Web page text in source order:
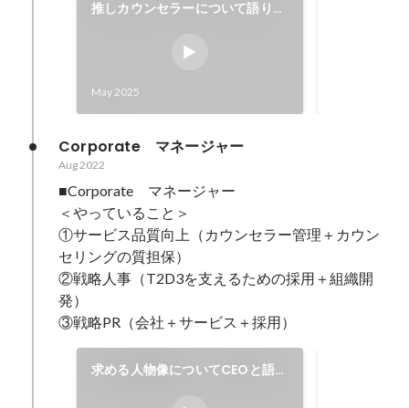
推しカウンセラーについて語りま
May 2025
Corporate　マネージャー
Aug 2022
■Corporate　マネージャー
＜やっていること＞
①サービス品質向上（カウンセラー管理＋カウン
セリングの質担保）
②戦略人事（T2D3を支えるための採用＋組織開
発）
③戦略PR（会社＋サービス＋採用）
求める人物像についてCEOと語り